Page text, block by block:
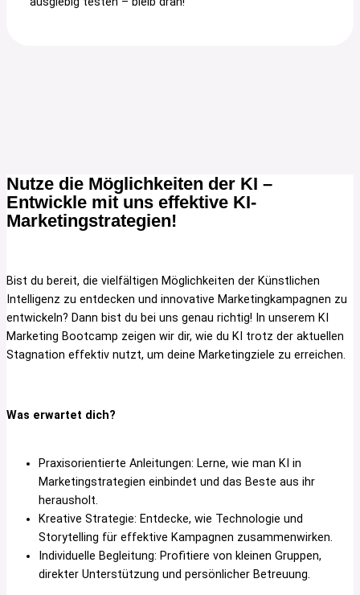
Nutze die Möglichkeiten der KI –
Entwickle mit uns effektive KI-
Marketingstrategien!
Bist du bereit, die vielfältigen Möglichkeiten der Künstlichen
Intelligenz zu entdecken und innovative Marketingkampagnen zu
entwickeln? Dann bist du bei uns genau richtig! In unserem KI
Marketing Bootcamp zeigen wir dir, wie du KI trotz der aktuellen
Stagnation effektiv nutzt, um deine Marketingziele zu erreichen.
Was erwartet dich?
Praxisorientierte Anleitungen: Lerne, wie man KI in
Marketingstrategien einbindet und das Beste aus ihr
herausholt.
Kreative Strategie: Entdecke, wie Technologie und
Storytelling für effektive Kampagnen zusammenwirken.
Individuelle Begleitung: Profitiere von kleinen Gruppen,
direkter Unterstützung und persönlicher Betreuung.